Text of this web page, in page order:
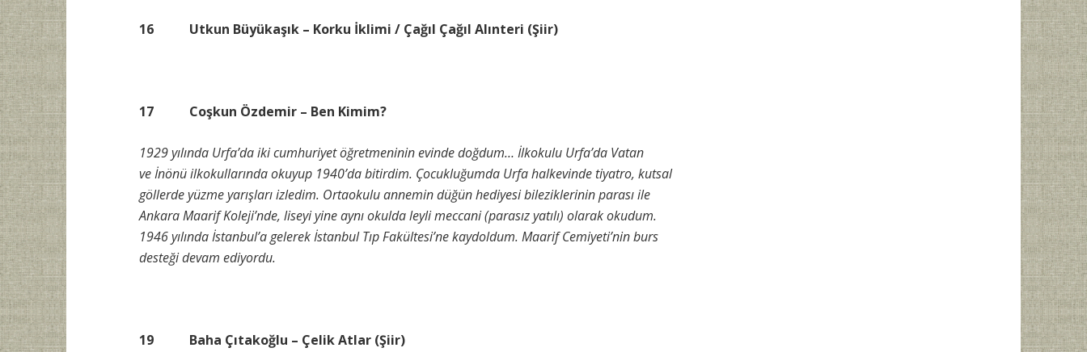
16 Utkun Büyükaşık – Korku İklimi / Çağıl Çağıl Alınteri (Şiir)
17 Coşkun Özdemir – Ben Kimim?
1929 yılında Urfa’da iki cumhuriyet öğretmeninin evinde doğdum… İlkokulu Urfa’da Vatan
veİnönü ilkokullarında okuyup 1940’da bitirdim. Çocukluğumda Urfa halkevinde tiyatro, kutsal
göllerde yüzme yarışları izledim. Ortaokulu annemin düğün hediyesi bileziklerinin parası ile
Ankara Maarif Koleji’nde, liseyi yine aynı okulda leyli meccani (parasız yatılı) olarak okudum.
1946 yılında İstanbul’a gelerek İstanbul Tıp Fakültesi’ne kaydoldum. Maarif Cemiyeti’nin burs
desteği devam ediyordu.
19 Baha Çıtakoğlu – Çelik Atlar (Şiir)